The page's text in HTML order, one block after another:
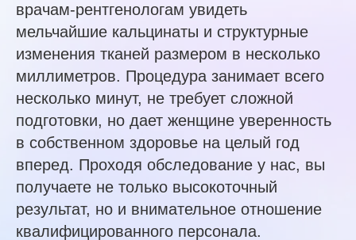
врачам-рентгенологам увидеть
мельчайшие кальцинаты и структурные
изменения тканей размером в несколько
миллиметров. Процедура занимает всего
несколько минут, не требует сложной
подготовки, но дает женщине уверенность
в собственном здоровье на целый год
вперед. Проходя обследование у нас, вы
получаете не только высокоточный
результат, но и внимательное отношение
квалифицированного персонала.